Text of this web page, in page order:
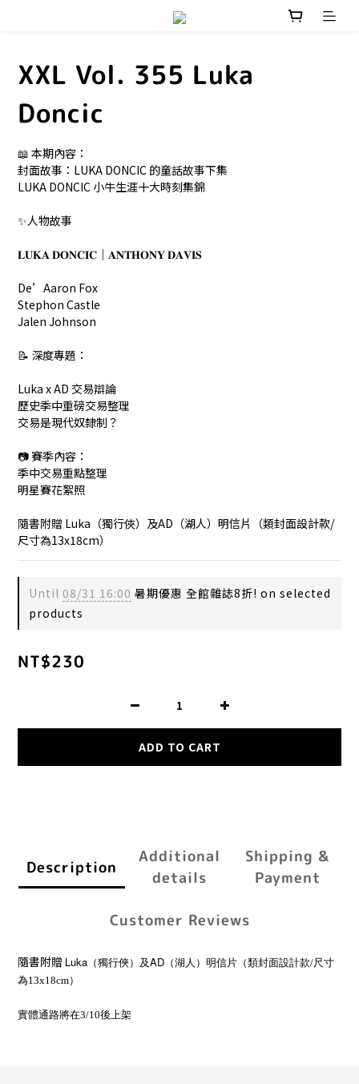
XXL Vol. 355 Luka
Doncic
📖 本期內容：
封面故事：LUKA DONCIC 的童話故事下集
LUKA DONCIC 小牛生涯十大時刻集錦
✨人物故事
𝐋𝐔𝐊𝐀 𝐃𝐎𝐍𝐂𝐈𝐂｜𝐀𝐍𝐓𝐇𝐎𝐍𝐘 𝐃𝐀𝐕𝐈𝐒
De’Aaron Fox
Stephon Castle
Jalen Johnson
📝 深度專題：
Luka x AD 交易辯論
歷史季中重磅交易整理
交易是現代奴隸制？
📷 賽季內容：
季中交易重點整理
明星賽花絮照
隨書附贈 Luka（獨行俠）及AD（湖人）明信片（類封面設計款/
尺寸為13x18cm）
Until 08/31 16:00 暑期優惠 全館雜誌8折! on selected
products
NT$230
ADD TO CART
Description
Additional
details
Shipping &
Payment
Customer Reviews
隨書附贈 Luka （獨行俠）及AD （湖人）明信片（類封面設計款/尺寸
為13x18cm）
實體通路將在3/10後上架